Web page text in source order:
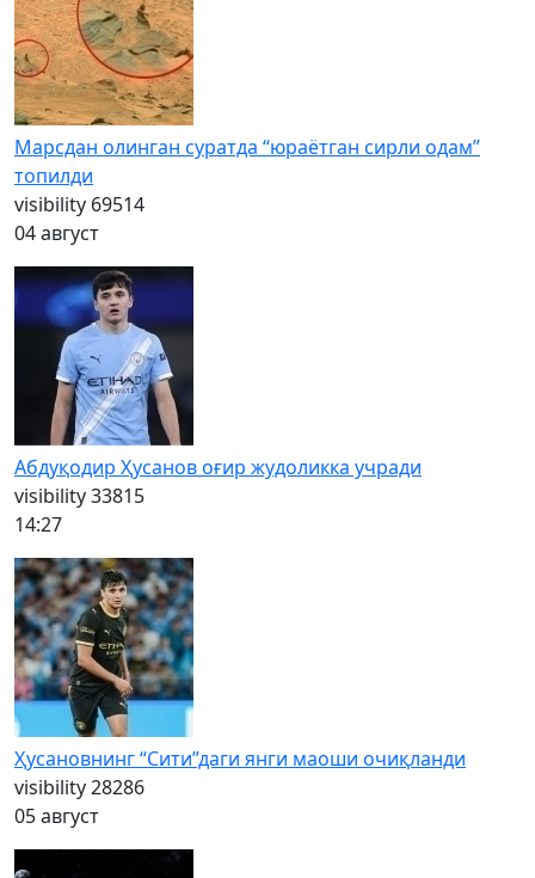
Марсдан олинган суратда “юраётган сирли одам”
топилди
visibility 69514
04 август
Абдуқодир Ҳусанов оғир жудоликка учради
visibility33815
14:27
Ҳусановнинг “Сити”даги янги маоши очиқланди
visibility28286
05 август